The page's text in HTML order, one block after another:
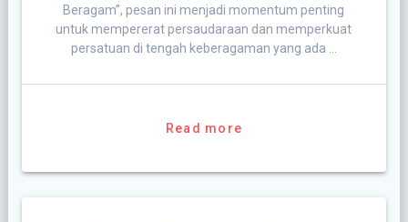
Beragam”, pesan ini menjadi momentum penting
untuk mempererat persaudaraan dan memperkuat
persatuan di tengah keberagaman yang ada …
Read more